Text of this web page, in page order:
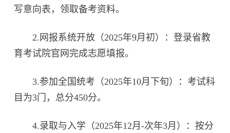
写意向表，领取备考资料。
2.网报系统开放（2025年9月初）：登录省教
育考试院官网完成志愿填报。
3.参加全国统考（2025年10月下旬）：考试科
目为3门，总分450分。
4.录取与入学（2025年12月-次年3月）：按分